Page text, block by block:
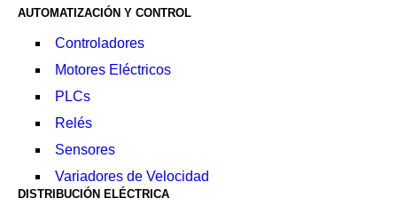
AUTOMATIZACIÓN Y CONTROL
Controladores
Motores Eléctricos
PLCs
Relés
Sensores
Variadores de Velocidad
DISTRIBUCIÓN ELÉCTRICA